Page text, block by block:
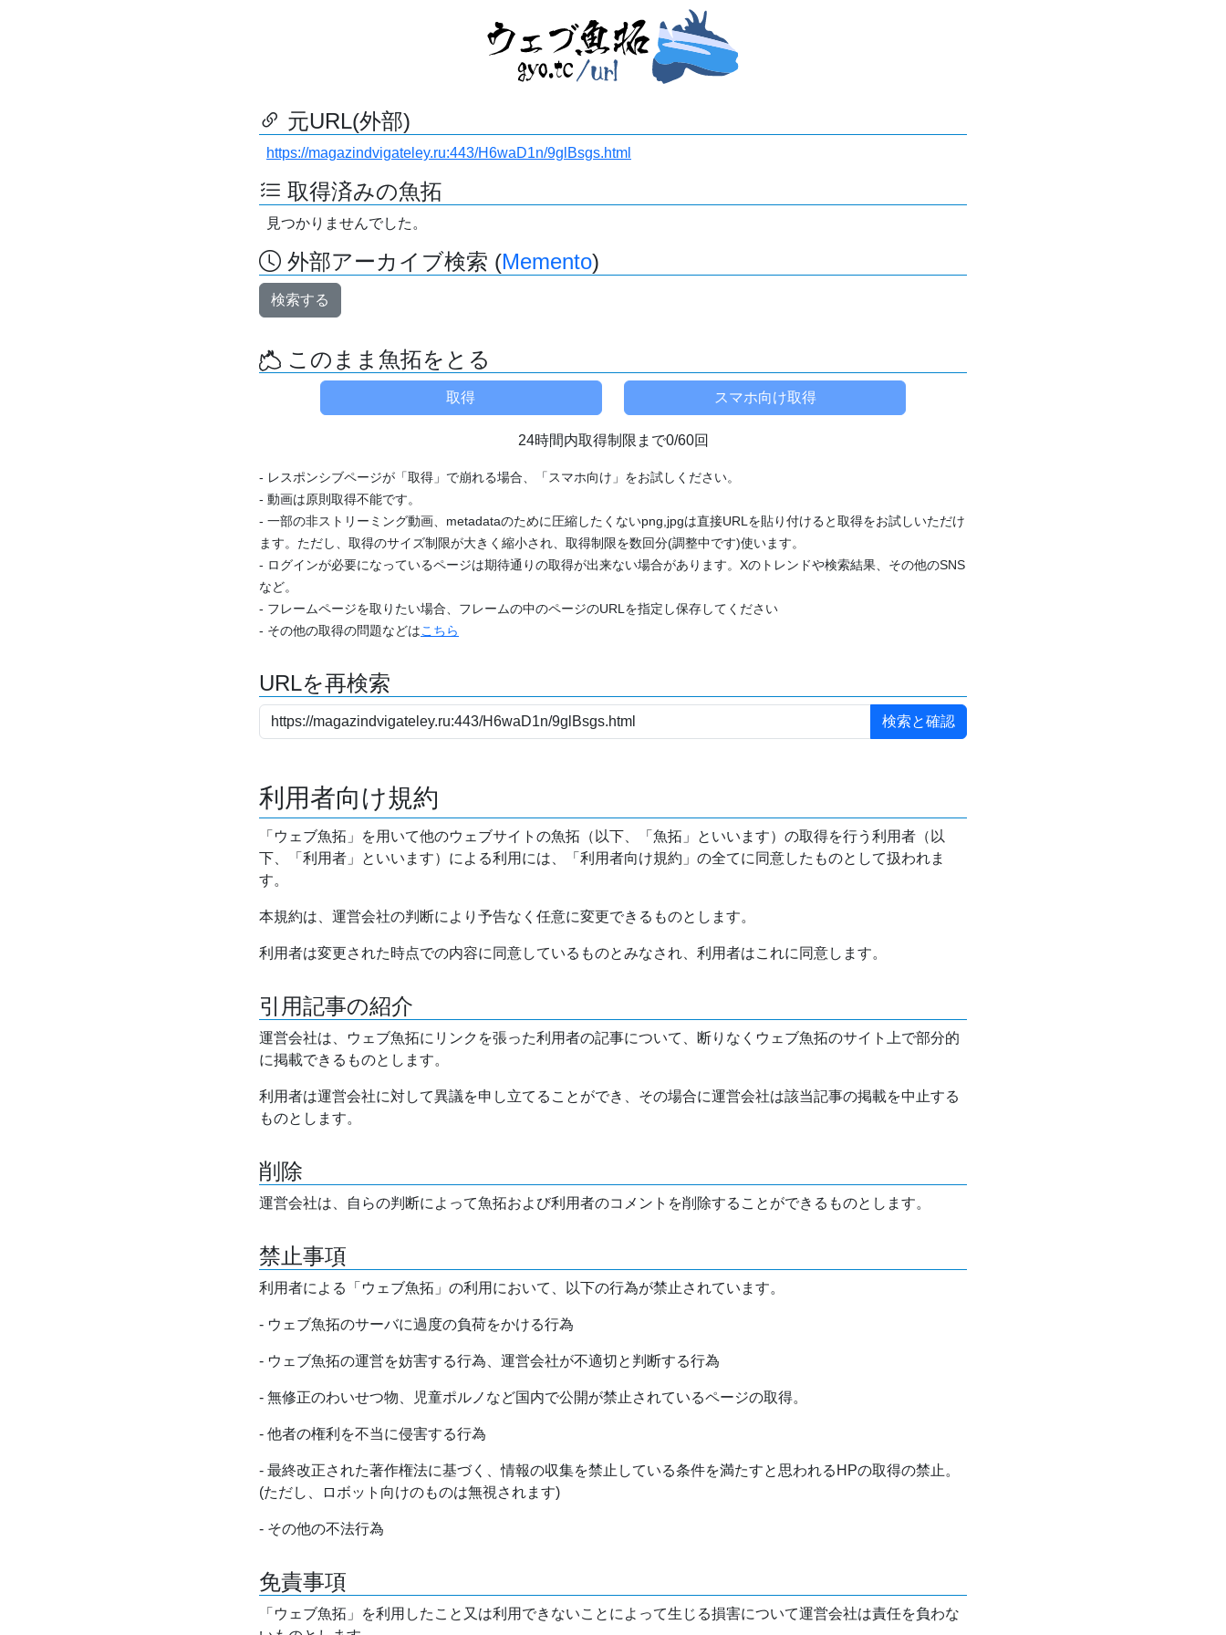
元URL(外部)
https://magazindvigateley.ru:443/H6waD1n/9glBsgs.html
取得済みの魚拓
見つかりませんでした。
外部アーカイブ検索 (Memento)
検索する
このまま魚拓をとる
24時間内取得制限まで0/60回
- レスポンシブページが「取得」で崩れる場合、「スマホ向け」をお試しください。
- 動画は原則取得不能です。
- 一部の非ストリーミング動画、metadataのために圧縮したくないpng,jpgは直接URLを貼り付けると取得をお試しいただけ
ます。ただし、取得のサイズ制限が大きく縮小され、取得制限を数回分(調整中です)使います。
- ログインが必要になっているページは期待通りの取得が出来ない場合があります。Xのトレンドや検索結果、その他のSNS
など。
- フレームページを取りたい場合、フレームの中のページのURLを指定し保存してください
- その他の取得の問題などはこちら
URLを再検索
利用者向け規約
「ウェブ魚拓」を用いて他のウェブサイトの魚拓（以下、「魚拓」といいます）の取得を行う利用者（以
下、「利用者」といいます）による利用には、「利用者向け規約」の全てに同意したものとして扱われま
す。
本規約は、運営会社の判断により予告なく任意に変更できるものとします。
利用者は変更された時点での内容に同意しているものとみなされ、利用者はこれに同意します。
引用記事の紹介
運営会社は、ウェブ魚拓にリンクを張った利用者の記事について、断りなくウェブ魚拓のサイト上で部分的
に掲載できるものとします。
利用者は運営会社に対して異議を申し立てることができ、その場合に運営会社は該当記事の掲載を中止する
ものとします。
削除
運営会社は、自らの判断によって魚拓および利用者のコメントを削除することができるものとします。
禁止事項
利用者による「ウェブ魚拓」の利用において、以下の行為が禁止されています。
- ウェブ魚拓のサーバに過度の負荷をかける行為
- ウェブ魚拓の運営を妨害する行為、運営会社が不適切と判断する行為
- 無修正のわいせつ物、児童ポルノなど国内で公開が禁止されているページの取得。
- 他者の権利を不当に侵害する行為
- 最終改正された著作権法に基づく、情報の収集を禁止している条件を満たすと思われるHPの取得の禁止。
(ただし、ロボット向けのものは無視されます)
- その他の不法行為
免責事項
「ウェブ魚拓」を利用したこと又は利用できないことによって生じる損害について運営会社は責任を負わな